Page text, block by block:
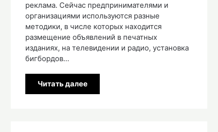
реклама. Сейчас предпринимателями и
организациями используются разные
методики, в числе которых находится
размещение объявлений в печатных
изданиях, на телевидении и радио, установка
бигбордов…
Читать далее